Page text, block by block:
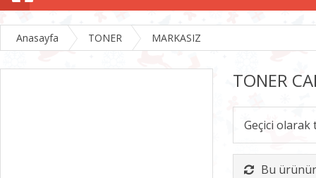
Anasayfa TONER MARKASIZ
TONER
Geçici
Bu